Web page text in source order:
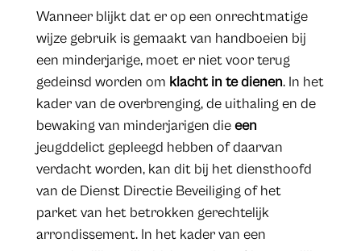
Wanneer blijkt dat er op een onrechtmatige
wijze gebruik is gemaakt van handboeien bij
een minderjarige, moet er niet voor terug
gedeinsd worden om klacht in te dienen. In het
kader van de overbrenging, de uithaling en de
bewaking van minderjarigen dieeen
jeugddelict gepleegd hebben of daarvan
verdacht worden, kan dit bij het diensthoofd
van de Dienst Directie Beveiliging of het
parket van het betrokken gerechtelijk
arrondissement. In het kader van een